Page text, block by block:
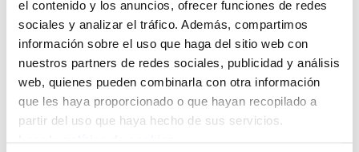
el contenido y los anuncios, ofrecer funciones de redes
sociales y analizar el tráfico. Además, compartimos
información sobre el uso que haga del sitio web con
nuestros partners de redes sociales, publicidad y análisis
web, quienes pueden combinarla con otra información
que les haya proporcionado o que hayan recopilado a
partir del uso que haya hecho de sus servicios.
INTRODUCCION